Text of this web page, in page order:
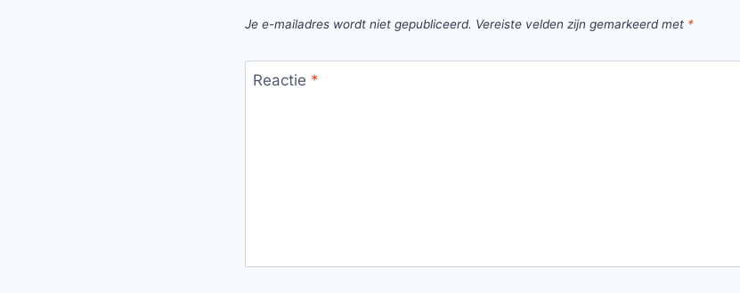
Je e-mailadres wordt niet gepubliceerd. Vereiste velden zijn gemarkeerd met *
Reactie *